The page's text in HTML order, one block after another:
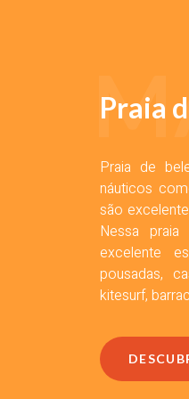
Praia
Praia de
náuticos
são
Nessa
excelente
pousadas,
kitesurf,